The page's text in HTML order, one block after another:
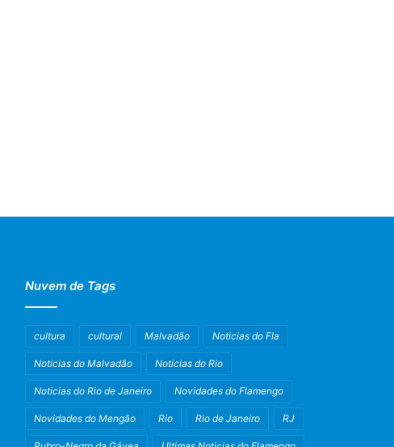
Nuvem de Tags
cultura cultural Malvadão Noticias do Fla
Noticias do Malvadão Noticias do Rio
Noticias do Rio de Janeiro Novidades do Flamengo
Novidades do Mengão Rio Rio de Janeiro RJ